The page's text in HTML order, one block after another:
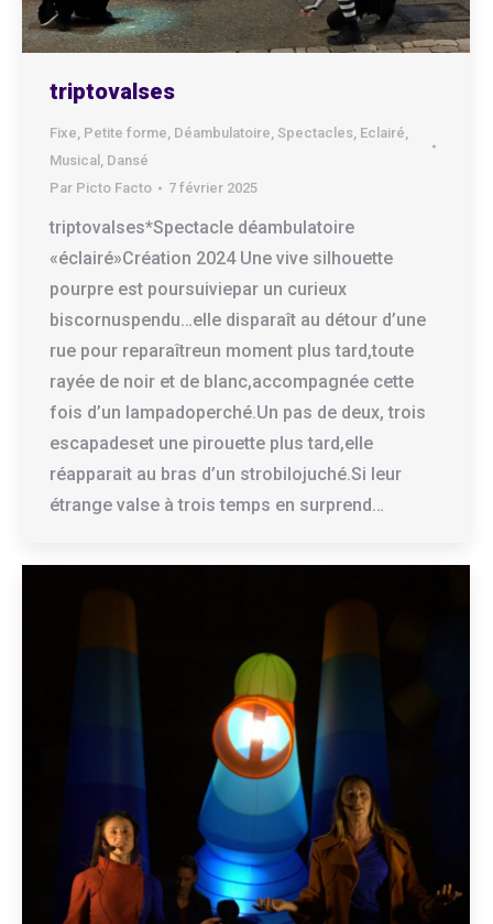
triptovalses
Fixe, Petite forme, Déambulatoire, Spectacles, Eclairé,
Musical , Dansé
Par Picto Facto 7 février 2025
triptovalses*Spectacle déambulatoire
«éclairé»Création 2024 Une vive silhouette
pourpre est poursuiviepar un curieux
biscornuspendu…elle disparaît au détour d’une
rue pour reparaîtreun moment plus tard,toute
rayée de noir et de blanc,accompagnée cette
fois d’un lampadoperché.Un pas de deux, trois
escapadeset une pirouette plus tard,elle
réapparait au bras d’un strobilojuché.Si leur
étrange valse à trois temps en surprend…